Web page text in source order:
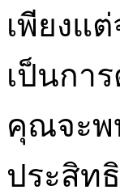
เพียงแ
เป็นกา
คุณจะพ
ประสิท